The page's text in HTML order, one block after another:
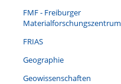
FMF - Freiburger
Materialforschungszentrum
FRIAS
Geographie
Geowissenschaften